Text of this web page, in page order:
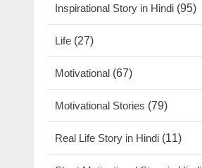
Inspirational Story in Hindi (95)
Life (27)
Motivational (67)
Motivational Stories (79)
Real Life Story in Hindi (11)